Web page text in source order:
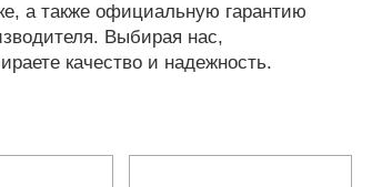
а также официальную гарантию
Выбирая нас,
качество и надежность.